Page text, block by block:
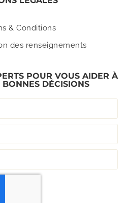
& Conditions
des renseignements
POUR VOUS AIDER À
DÉCISIONS